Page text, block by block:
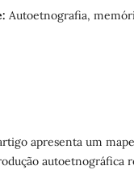
Autoetnografia,
apresenta um
autoetnográfica